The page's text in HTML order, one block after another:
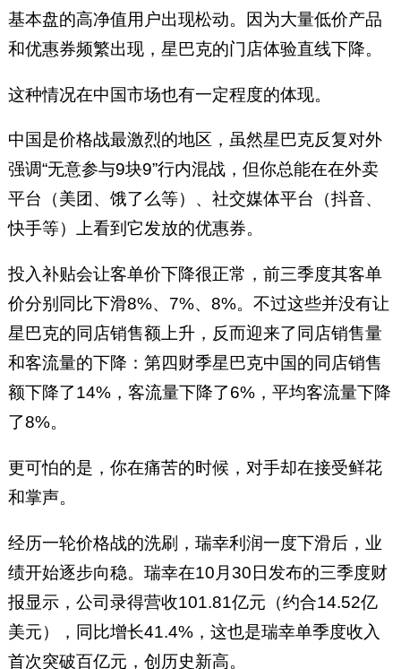
基本盘的高净值用户出现松动。因为大量低价产品
和优惠券频繁出现，星巴克的门店体验直线下降。
这种情况在中国市场也有一定程度的体现。
中国是价格战最激烈的地区，虽然星巴克反复对外
强调“无意参与9块9”行内混战，但你总能在在外卖
平台（美团、饿了么等）、社交媒体平台（抖音、
快手等）上看到它发放的优惠券。
投入补贴会让客单价下降很正常，前三季度其客单
价分别同比下滑8%、7%、8%。不过这些并没有让
星巴克的同店销售额上升，反而迎来了同店销售量
和客流量的下降：第四财季星巴克中国的同店销售
额下降了14%，客流量下降了6%，平均客流量下降
了8%。
更可怕的是，你在痛苦的时候，对手却在接受鲜花
和掌声。
经历一轮价格战的洗刷，瑞幸利润一度下滑后，业
绩开始逐步向稳。瑞幸在10月30日发布的三季度财
报显示，公司录得营收101.81亿元（约合14.52亿
美元），同比增长41.4%，这也是瑞幸单季度收入
首次突破百亿元，创历史新高。